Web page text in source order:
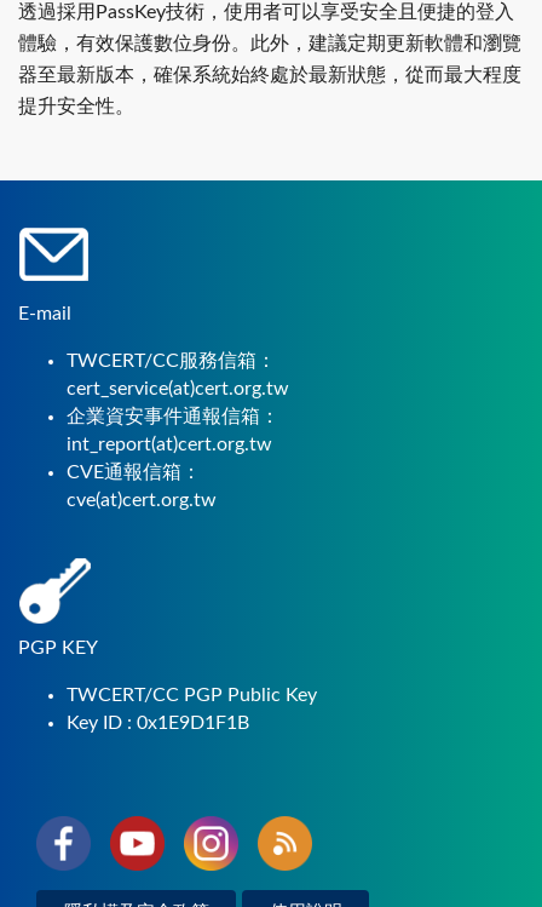
透過採用PassKey技術，使用者可以享受安全且便捷的登入
體驗，有效保護數位身份。此外，建議定期更新軟體和瀏覽
器至最新版本，確保系統始終處於最新狀態，從而最大程度
提升安全性。
E-mail
TWCERT/CC服務信箱：
cert_service(at)cert.org.tw
企業資安事件通報信箱：
int_report(at)cert.org.tw
CVE通報信箱：
cve(at)cert.org.tw
PGP KEY
TWCERT/CC PGP Public Key
Key ID : 0x1E9D1F1B